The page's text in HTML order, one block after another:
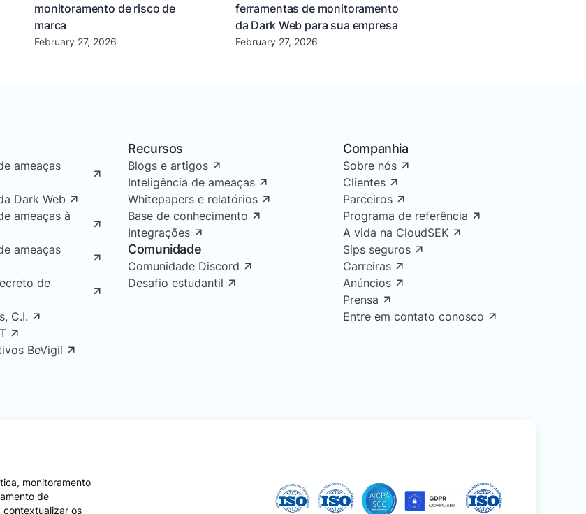
monitoramento de risco de
marca
February 27, 2026
ferramentas de monitoramento
da Dark Web para sua empresa
February 27, 2026
ameaças
Dark Web
ameaças à
ameaças
de
C.I.
BeVigil
Recursos
Blogs e artigos
Inteligência de ameaças
Whitepapers e relatórios
Base de conhecimento
Integrações
Comunidade
Comunidade Discord
Desafio estudantil
Companhia
Sobre nós
Clientes
Parceiros
Programa de referência
A vida na CloudSEK
Sips seguros
Carreiras
Anúncios
Prensa
Entre em contato conosco
monitoramento
de
contextualizar os